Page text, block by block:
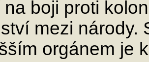
boji proti
mezi národy.
orgánem je